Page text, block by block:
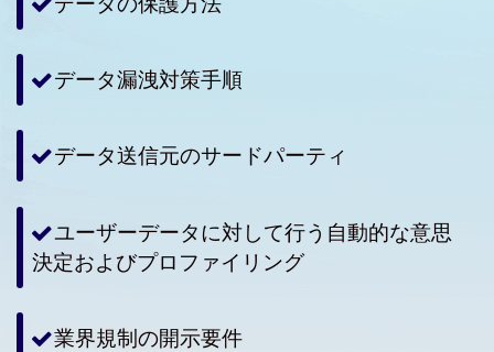
データ漏洩対策手順
データ送信元のサードパーティ
ユーザーデータに対して行う自動的な意思
決定およびプロファイリング
業界規制の開示要件